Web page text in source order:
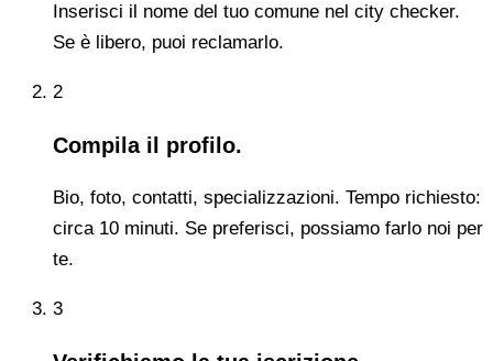
Inserisci il nome del tuo comune nel city checker.
Se è libero, puoi reclamarlo.
2
Compila il profilo.
Bio, foto, contatti, specializzazioni. Tempo richiesto:
circa 10 minuti. Se preferisci, possiamo farlo noi per
te.
3